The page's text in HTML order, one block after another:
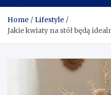
Home
Lifestyle
Jakie kwiaty na stół będą